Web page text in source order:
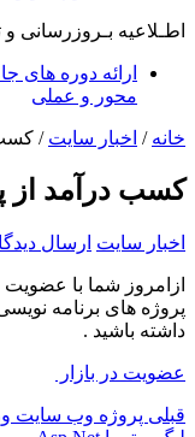
اطـلاعیه بـروزرسانی
ارائه دوره های
محور و عملی
خانه / اخبار سایت /
کسب درآمد
اخبار سایت ارسال
ازامروز شما با عضویت
پروژه های برنامه
داشته باشید .
عضویت در بازار
قبلی پروژه وب سایت